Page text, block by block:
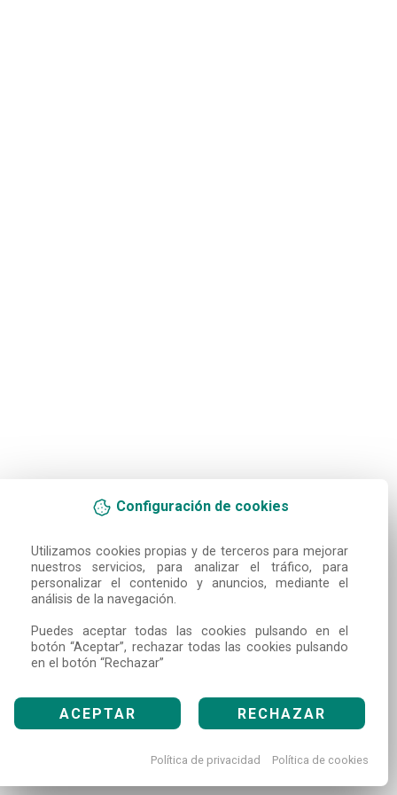
Configuración de cookies
Utilizamos cookies propias y de terceros para mejorar
nuestros servicios, para analizar el tráfico, para
personalizar el contenido y anuncios, mediante el
análisis de la navegación.
Puedes aceptar todas las cookies pulsando en el
botón “Aceptar”, rechazar todas las cookies pulsando
en el botón “Rechazar”
ACEPTAR RECHAZAR
Política de privacidad Política de cookies